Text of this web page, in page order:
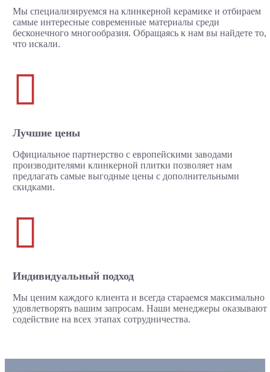
Мы специализируемся на клинкерной керамике и отбираем
самые интересные современные материалы среди
бесконечного многообразия. Обращаясь к нам вы найдете то,
что искали.

Лучшие цены
Официальное партнерство с европейскими заводами
производителями клинкерной плитки позволяет нам
предлагать самые выгодные цены с дополнительными
скидками.

Индивидуальный подход
Мы ценим каждого клиента и всегда стараемся максимально
удовлетворять вашим запросам. Наши менеджеры оказывают
содействие на всех этапах сотрудничества.